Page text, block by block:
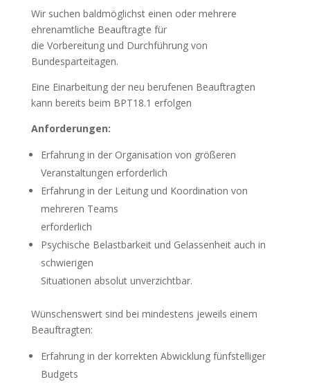
Wir suchen baldmöglichst einen oder mehrere
ehrenamtliche Beauftragte für
die Vorbereitung und Durchführung von
Bundesparteitagen.
Eine Einarbeitung der neu berufenen Beauftragten
kann bereits beim BPT18.1 erfolgen
Anforderungen:
Erfahrung in der Organisation von größeren
Veranstaltungen erforderlich
Erfahrung in der Leitung und Koordination von
mehreren Teams
erforderlich
Psychische Belastbarkeit und Gelassenheit auch in
schwierigen
Situationen absolut unverzichtbar.
Wünschenswert sind bei mindestens jeweils einem
Beauftragten:
Erfahrung in der korrekten Abwicklung fünfstelliger
Budgets